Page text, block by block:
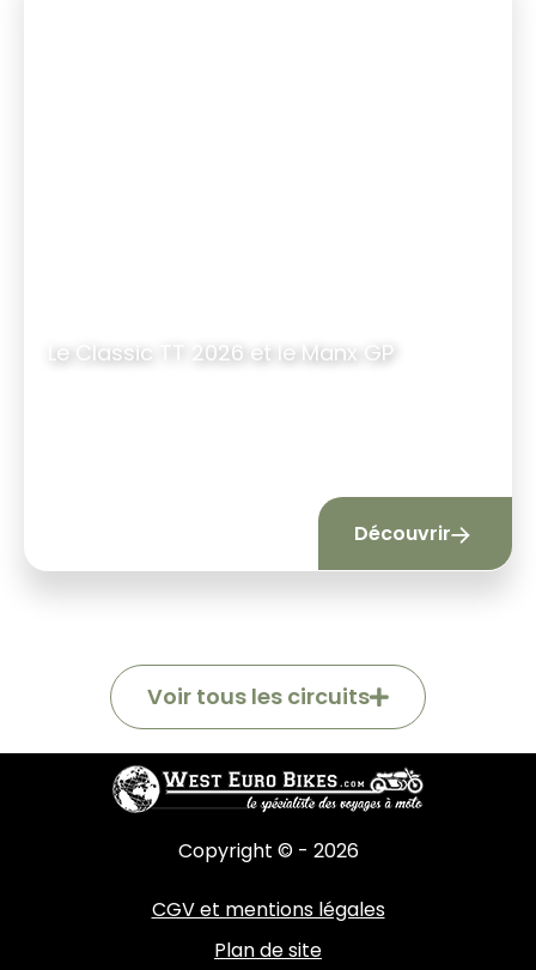
Le Classic TT 2026 et le Manx GP
Découvrir
Voir tous les circuits
Copyright © - 2026
CGV et mentions légales
Plan de site